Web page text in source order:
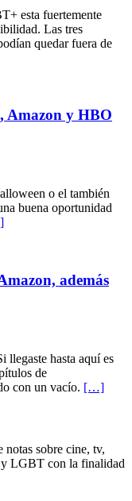
esta fuertemente
Las tres
quedar fuera de
Amazon y HBO
o el también
buena oportunidad
además
llegaste hasta aquí es
de
con un vacío. […]
notas sobre cine, tv,
y LGBT con la finalidad